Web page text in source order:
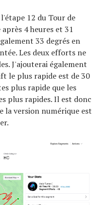
12 du Tour de
4 heures et 31
33 degrés en
Les deux efforts ne
J'ajouterai également
le plus rapide est de 30
plus rapide que les
plus rapides. Il est donc
la version numérique est